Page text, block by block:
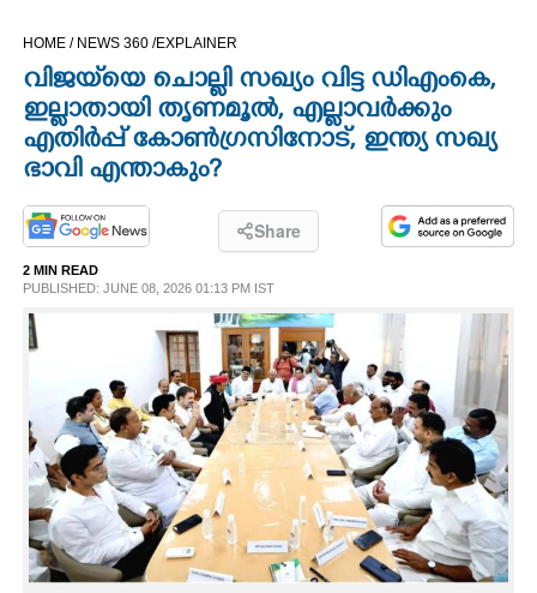
CINEMA
OPINION
SPIRITUAL
INFO+
ART
ASTRO
HOME / NEWS 360 /EXPLAINER
വിജയ്‌യെ ചൊല്ലി സഖ്യം വിട്ട ഡിഎംകെ,
ഇല്ലാതായി തൃണമൂൽ, എല്ലാവർക്കും
എതിർപ്പ് കോൺഗ്രസിനോട്, ഇന്ത്യ സഖ്യ
ഭാവി എന്താകും?
Share
2 MIN READ
PUBLISHED: JUNE 08, 2026 01:13 PM IST